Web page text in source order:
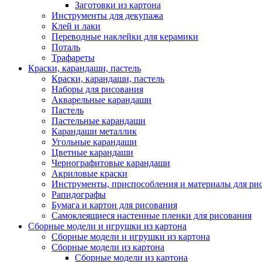
Заготовки из картона
Инструменты для декупажа
Клей и лаки
Переводные наклейки для керамики
Поталь
Трафареты
Краски, карандаши, пастель
Краски, карандаши, пастель
Наборы для рисования
Акварельные карандаши
Пастель
Пастельные карандаши
Карандаши металлик
Угольные карандаши
Цветные карандаши
Чернографитовые карандаши
Акриловые краски
Инструменты, приспособления и материалы для
Рапидографы
Бумага и картон для рисования
Самоклеящиеся настенные пленки для рисования
Сборные модели и игрушки из картона
Сборные модели и игрушки из картона
Сборные модели из картона
Сборные модели из картона